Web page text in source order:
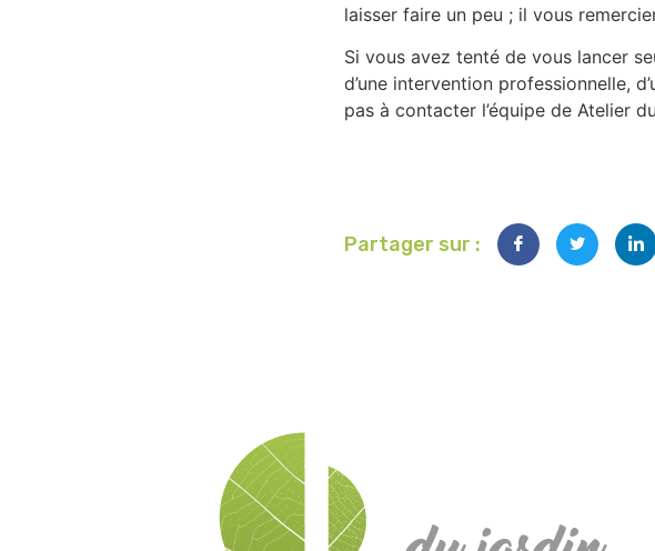
laisser faire un peu ; il vous
Si vous avez tenté de vous lancer
d’une intervention professionnelle,
pas à contacter l’équipe de Atelier
Partager sur :